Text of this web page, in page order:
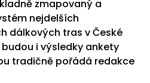
zmapovaný a
nejdelších
dálkových tras v České
i výsledky ankety
tradičně pořádá redakce